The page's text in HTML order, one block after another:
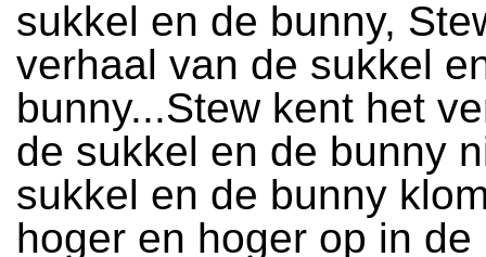
sukkel en de bunny,
verhaal van de sukkel
bunny...Stew kent het
de sukkel en de bunny
sukkel en de bunny
hoger en hoger op in de